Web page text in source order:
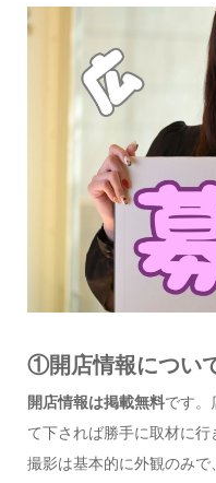
①開店情報につい
開店情報は掲載無料です。
て下されば勝手に取材に行
撮影は基本的に外観のみ